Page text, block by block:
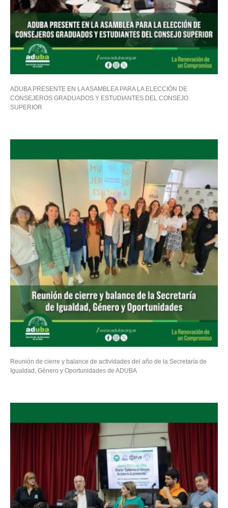
ADUBA PRESENTE EN LA ASAMBLEA PARA LA ELECCIÓN DE
CONSEJEROS GRADUADOS Y ESTUDIANTES DEL CONSEJO
SUPERIOR
Reunión de cierre y balance de actividades del año de la Secretaría de
Igualdad, Género y Oportunidades de ADUBA